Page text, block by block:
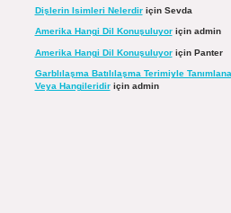
Dişlerin Isimleri Nelerdiriçin Sevda
Amerika Hangi Dil Konuşuluyoriçin admin
Amerika Hangi Dil Konuşuluyoriçin Panter
Garblılaşma Batılılaşma Terimiyle
Veya Hangileridiriçin admin